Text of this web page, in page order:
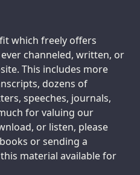
which freely offers
channeled, written, or
This includes more
dozens of
speeches, journals,
for valuing our
or listen, please
or sending a
material available for